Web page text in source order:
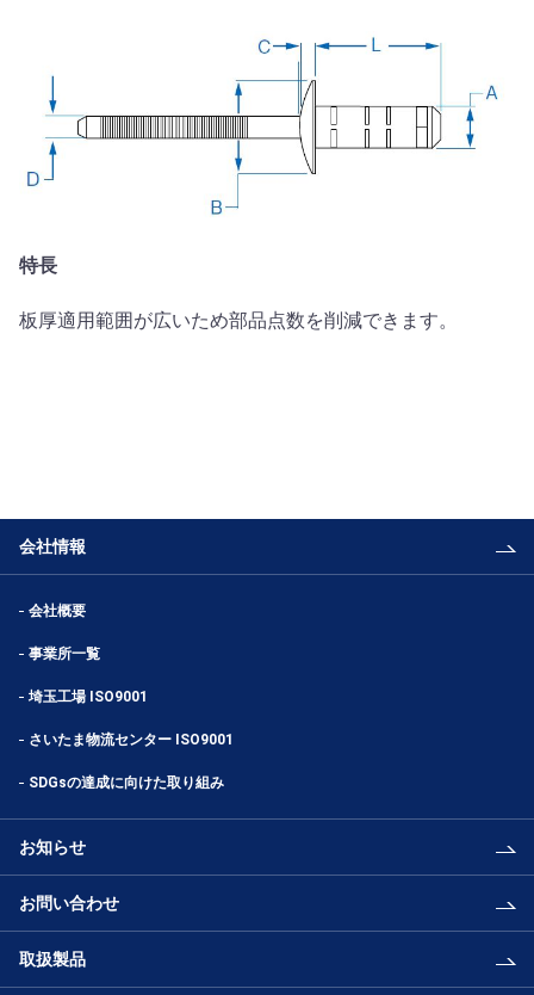
特長
板厚適用範囲が広いため部品点数を削減できます。
会社情報
会社概要
事業所一覧
埼玉工場 ISO9001
さいたま物流センター ISO9001
SDGsの達成に向けた取り組み
お知らせ
お問い合わせ
取扱製品